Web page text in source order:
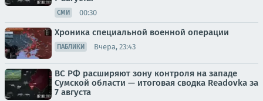
СМИ 00:30
Хроника специальной военной операции
ПАБЛИКИ Вчера, 23:43
ВС РФ расширяют зону контроля на западе
Сумской области — итоговая сводка Readovka за
7 августа